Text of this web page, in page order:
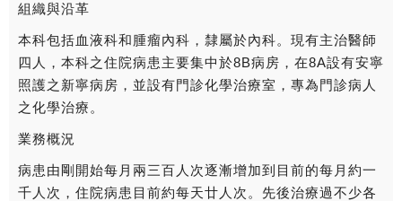
組織與沿革
本科包括血液科和腫瘤內科，隸屬於內科。現有主治醫師
四人，本科之住院病患主要集中於8B病房，在8A設有安寧
照護之新寧病房，並設有門診化學治療室，專為門診病人
之化學治療。
業務概況
病患由剛開始每月兩三百人次逐漸增加到目前的每月約一
千人次，住院病患目前約每天廿人次。先後治療過不少各